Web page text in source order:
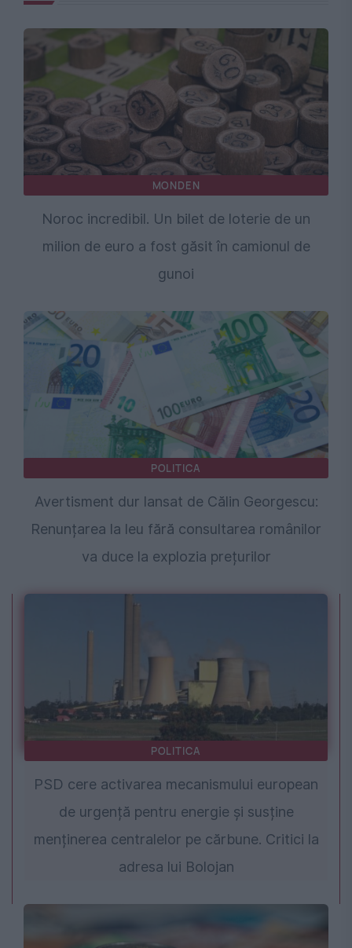
MONDEN
Noroc incredibil. Un bilet de loterie de un
milion de euro a fost găsit în camionul de
gunoi
POLITICA
Avertisment dur lansat de Călin Georgescu:
Renunțarea la leu fără consultarea românilor
va duce la explozia prețurilor
POLITICA
PSD cere activarea mecanismului european
de urgență pentru energie și susține
menținerea centralelor pe cărbune. Critici la
adresa lui Bolojan